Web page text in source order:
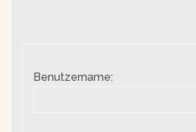
Benutzername: